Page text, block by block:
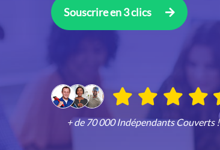
Souscrire en 3 clics
+ de 70 000 Indépendants Couverts !